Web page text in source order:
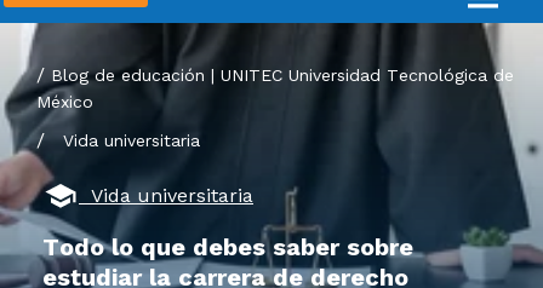
Blog de educación | UNITEC Universidad Tecnológica de
México
/Vida universitaria
Vida universitaria
Todo lo que debes saber sobre
estudiar la carrera de derecho